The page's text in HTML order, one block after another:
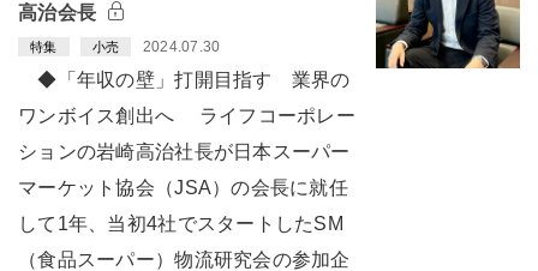
高治会長
特集 小売 2024.07.30
◆「年収の壁」打開目指す 業界の
ワンボイス創出へ ライフコーポレー
ションの岩崎高治社長が日本スーパー
マーケット協会（JSA）の会長に就任
して1年、当初4社でスタートしたSM
（食品スーパー）物流研究会の参加企